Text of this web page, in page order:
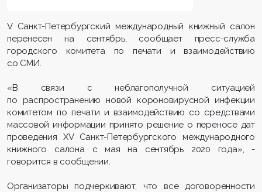
V Санкт-Петербургский международный книжный салон
перенесен на сентябрь, сообщает пресс-служба
городского комитета по печати и взаимодействию
со СМИ.
«В связи с неблагополучной ситуацией
по распространению новой короновирусной инфекции
комитетом по печати и взаимодействию со средствами
массовой информации принято решение о переносе дат
проведения ХV Санкт-Петербургского международного
книжного салона с мая на сентябрь 2020 года», -
говорится в сообщении.
Организаторы подчеркивают, что все договоренности